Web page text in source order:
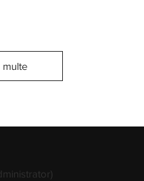
multe